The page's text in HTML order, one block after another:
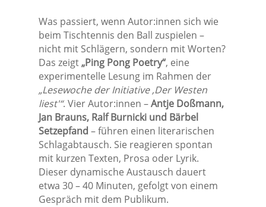
Was passiert, wenn Autor:innen sich wie
beim Tischtennis den Ball zuspielen –
nicht mit Schlägern, sondern mit Worten?
Das zeigt„Ping Pong Poetry“, eine
experimentelle Lesung im Rahmen der
„Lesewoche der Initiative ‚Der Westen
liest'“. Vier Autor:innen –Antje Doßmann,
Jan Brauns, Ralf Burnicki und Bärbel
Setzepfand – führen einen literarischen
Schlagabtausch. Sie reagieren spontan
mit kurzen Texten, Prosa oder Lyrik.
Dieser dynamische Austausch dauert
etwa 30 – 40 Minuten, gefolgt von einem
Gespräch mit dem Publikum.